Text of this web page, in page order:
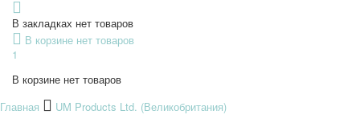
В закладках нет товаров
В корзине нет товаров
1
В корзине нет товаров
Главная
UM Products Ltd. (Великобритания)